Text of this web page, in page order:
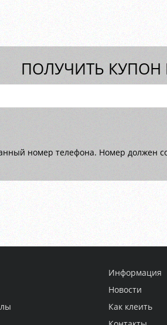
ПОЛУЧИТЬ КУПОН
номер телефона. Номер должен
Информация
Новости
Как клеить